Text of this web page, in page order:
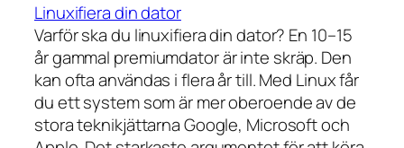
Linuxifiera din dator
Varför ska du linuxifiera din dator? En 10–15
år gammal premiumdator är inte skräp. Den
kan ofta användas i flera år till. Med Linux får
du ett system som är mer oberoende av de
stora teknikjättarna Google, Microsoft och